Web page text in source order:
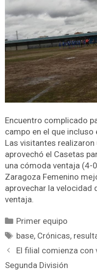
Encuentro complicado
campo en el que
Las visitantes
aprovechó el Casetas
una cómoda ventaja (4-
Zaragoza Femenino
aprovechar la velocidad
ventaja.
Primer equipo
base, Crónicas,
El filial comienza
Segunda División